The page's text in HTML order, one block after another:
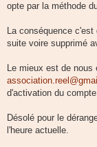
opte par la méthode
La conséquence
suite voire supprimé
Le mieux est de nous
d'activation du
Désolé pour le
l'heure actuelle.